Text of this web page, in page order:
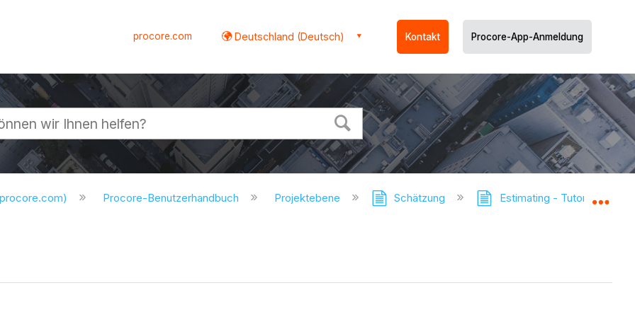
procore.com Deutschland (Deutsch) Kontakt Procore-App-Anmeldung
Procore-Benutzerhandbuch Projektebene Schätzung Estimating - Tutorials